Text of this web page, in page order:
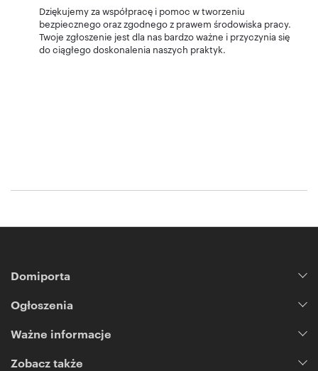
Dziękujemy za współpracę i pomoc w tworzeniu
bezpiecznego oraz zgodnego z prawem środowiska pracy.
Twoje zgłoszenie jest dla nas bardzo ważne i przyczynia się
do ciągłego doskonalenia naszych praktyk.
Domiporta
Ogłoszenia
Ważne informacje
Zobacz także